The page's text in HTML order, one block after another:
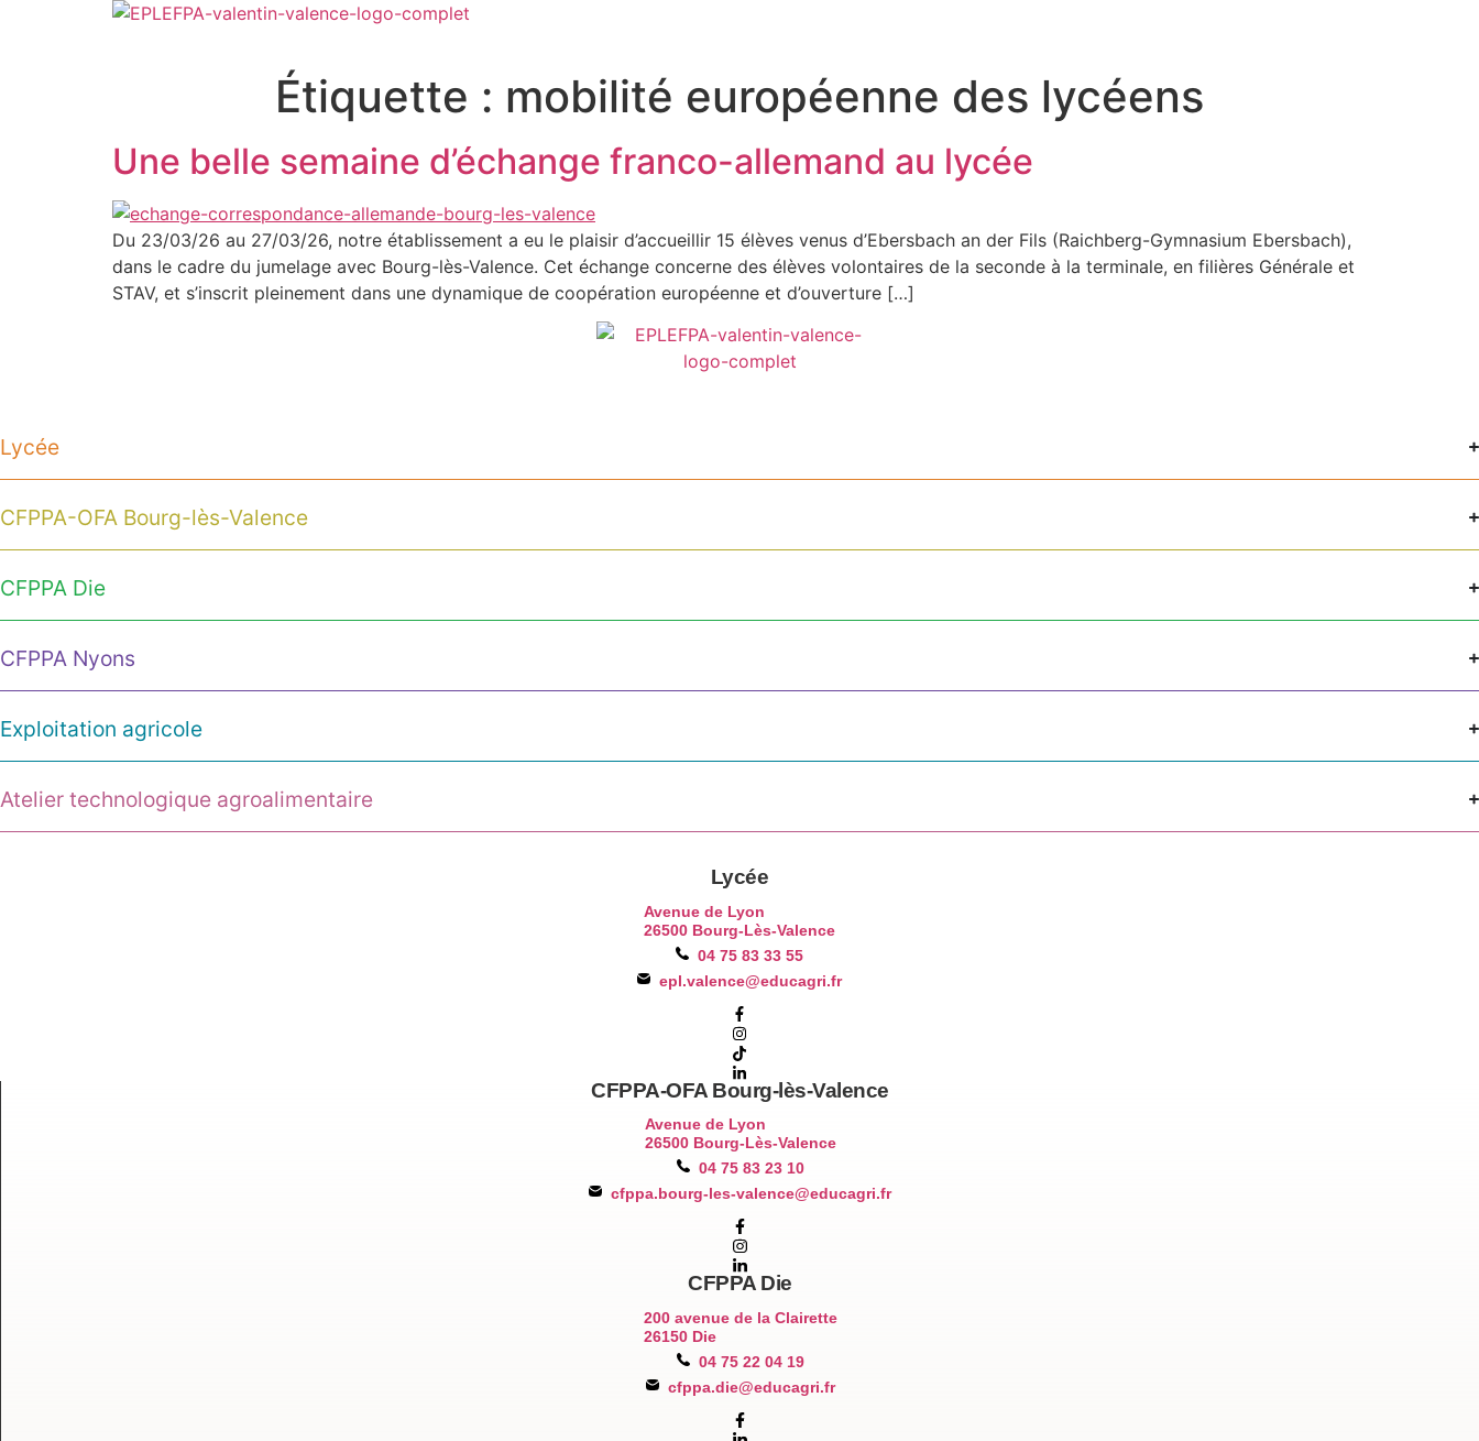
Étiquette : mobilité européenne des lycéens
Une belle semaine d’échange franco-allemand au lycée
Du 23/03/26 au 27/03/26, notre établissement a eu le plaisir d’accueillir 15 élèves venus d’Ebersbach an der Fils (Raichberg-Gymnasium Ebersbach),
dans le cadre du jumelage avec Bourg-lès-Valence. Cet échange concerne des élèves volontaires de la seconde à la terminale, en filières Générale et
STAV, et s’inscrit pleinement dans une dynamique de coopération européenne et d’ouverture […]
Lycée
CFPPA-OFA Bourg-lès-Valence
CFPPA Die
CFPPA Nyons
Exploitation agricole
Atelier technologique agroalimentaire
Lycée
Avenue de Lyon
26500 Bourg-Lès-Valence
04 75 83 33 55
epl.valence@educagri.fr
CFPPA-OFA Bourg-lès-Valence
Avenue de Lyon
26500 Bourg-Lès-Valence
04 75 83 23 10
cfppa.bourg-les-valence@educagri.fr
CFPPA Die
200 avenue de la Clairette
26150 Die
04 75 22 04 19
cfppa.die@educagri.fr